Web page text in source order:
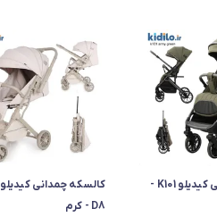
کالسکه چمدانی کیدیلو K101 -
D8 - کرم